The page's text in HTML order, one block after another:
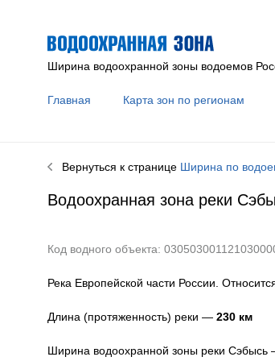
Ширина водоохранной зоны водоемов
Главная Карта зон по регионам
Вернуться к странице Ширина по
Водоохранная зона реки
Код водного объекта:
Река Европейской части России.
Длина (протяженность) реки — 230км
Ширина водоохранной зоны реки Сэбысь